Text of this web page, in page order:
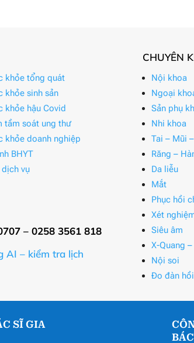
khỏe tổng quát
khỏe sinh sản
khỏe hậu Covid
tầm soát ung thư
khỏe doanh nghiệp
BHYT
dịch vụ
– 0258 3561 818
AI – kiểm tra lịch
CHUYÊN
Nội khoa
Ngoại
Sản phụ
Nhi khoa
Tai – Mũi
Răng –
Da liễu
Mắt
Phục hồi
Xét
Siêu âm
X-Quang
Nội soi
Đo đàn
SĨ GIA